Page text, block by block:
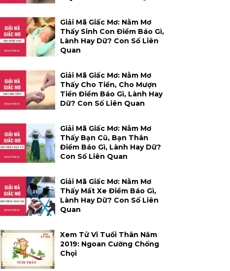
Giải Mã Giấc Mơ: Nằm Mơ
Thấy Sinh Con Điềm Báo Gì,
Lành Hay Dữ? Con Số Liên
Quan
Giải Mã Giấc Mơ: Nằm Mơ
Thấy Cho Tiền, Cho Mượn
Tiền Điềm Báo Gì, Lành Hay
Dữ? Con Số Liên Quan
Giải Mã Giấc Mơ: Nằm Mơ
Thấy Bạn Cũ, Bạn Thân
Điềm Báo Gì, Lành Hay Dữ?
Con Số Liên Quan
Giải Mã Giấc Mơ: Nằm Mơ
Thấy Mất Xe Điềm Báo Gì,
Lành Hay Dữ? Con Số Liên
Quan
Xem Tử Vi Tuổi Thân Năm
2019: Ngoan Cường Chống
Chọi